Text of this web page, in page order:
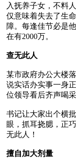
入抚养子女，不料
仅意味着失去了生
障。每逢佳节必是
在有2000万。
查无此人
某市政府办公大楼
说实话办实事一身
位领导看后齐声喝采
书记让大家出个横
眼，抓耳挠腮，正
无此人！
擅自加大剂量